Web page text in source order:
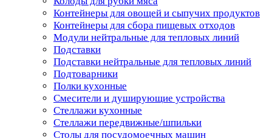
Контейнеры для овощей и сыпучих продуктов
Контейнеры для сбора пищевых отходов
Модули нейтральные для тепловых линий
Подставки
Подставки нейтральные для тепловых линий
Подтоварники
Полки кухонные
Смесители и душирующие устройства
Стеллажи кухонные
Стеллажи передвижные/шпильки
Столы для посудомоечных машин